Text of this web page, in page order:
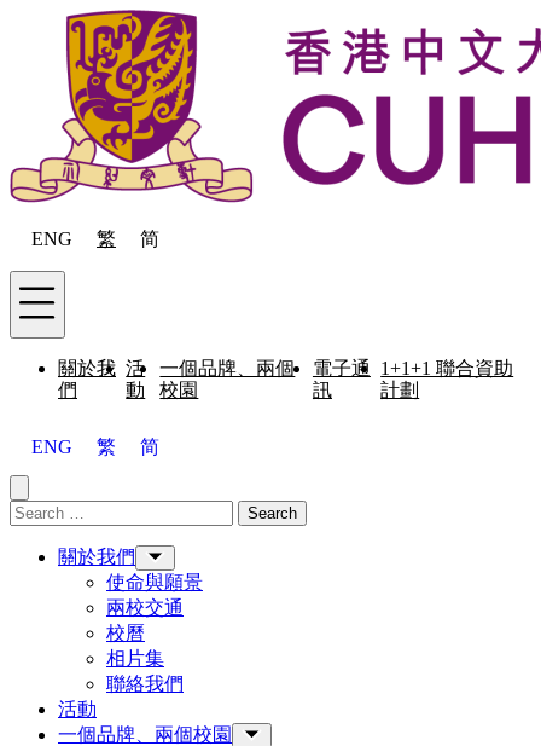
Skip to content
ENG 繁 简
Menu
關於我
們
活
動
一個品牌、兩個
校園
電子通
訊
1+1+1 聯合資助
計劃
ENG 繁 简
Close menu
Search for: Search
關於我們
使命與願景
兩校交通
校曆
相片集
聯絡我們
活動
一個品牌、兩個校園